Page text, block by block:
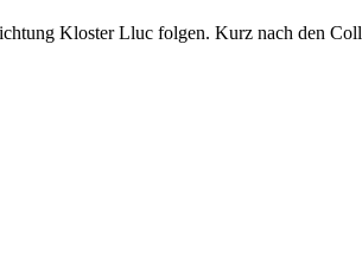
Kloster Lluc folgen. Kurz nach den